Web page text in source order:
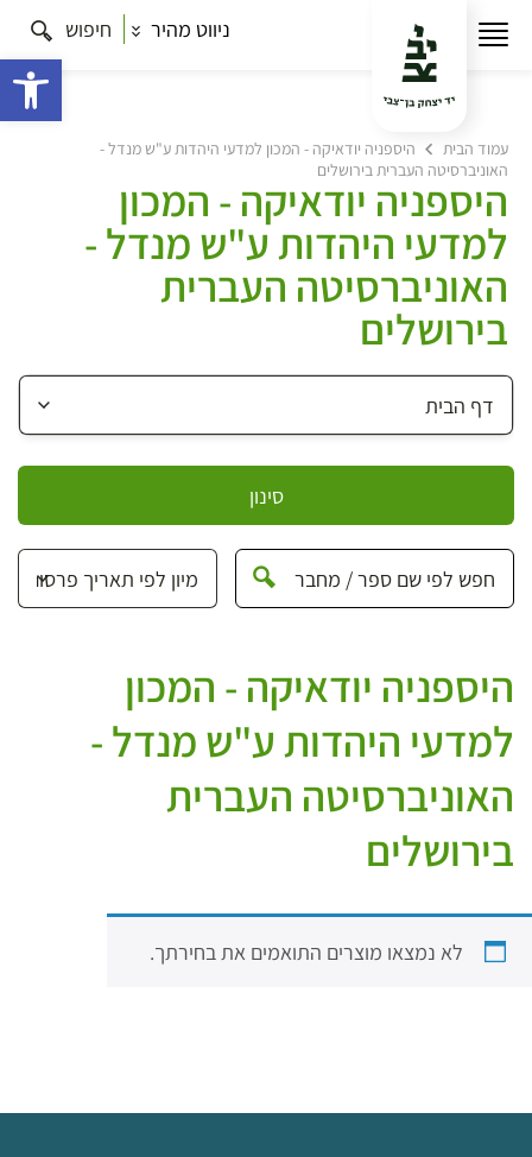
ניווט מהיר חיפוש
עמוד הבית
היספניה יודאיקה - המכון למדעי היהדות ע"ש מנדל -
האוניברסיטה העברית בירושלים
היספניה יודאיקה - המכון
למדעי היהדות ע"ש מנדל -
האוניברסיטה העברית
בירושלים
סינון
היספניה יודאיקה - המכון
למדעי היהדות ע"ש מנדל -
האוניברסיטה העברית
בירושלים
לא נמצאו מוצרים התואמים את בחירתך.